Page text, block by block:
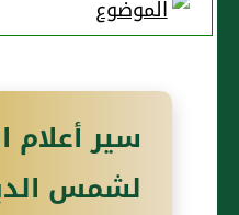
سير أعلام
لشمس